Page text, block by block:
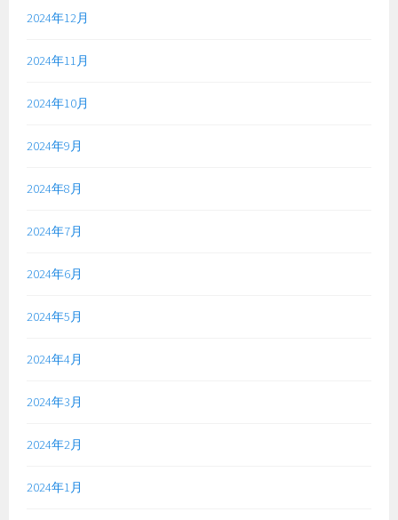
2024年12月
2024年11月
2024年10月
2024年9月
2024年8月
2024年7月
2024年6月
2024年5月
2024年4月
2024年3月
2024年2月
2024年1月